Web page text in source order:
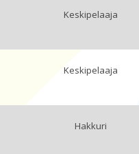
Keskipelaaja
Keskipelaaja
Hakkuri